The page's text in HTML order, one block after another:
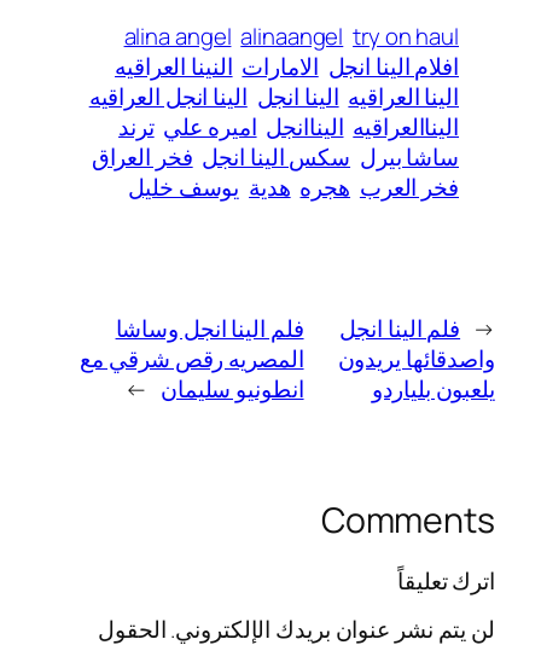
alina angel alinaangel try on haul
افلام الينا انجل الامارات النينا العراقيه
الينا العراقيه الينا انجل الينا انجل العراقيه
اليناالعراقيه اليناانجل اميره علي ترند
ساشا بيرل سكس الينا انجل فخر العراق
فخر العرب هجره هدية يوسف خليل
← فلم الينا انجل
واصدقائها يريدون
يلعبون بلياردو
فلم الينا انجل وساشا
المصريه رقص شرقي مع
انطونيو سليمان →
Comments
اترك تعليقاً
لن يتم نشر عنوان بريدك الإلكتروني.الحقول